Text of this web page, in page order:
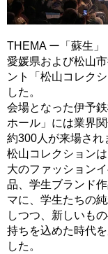
アクセス
メディアギャ
オープンキャ
資料請求
お問い合わせ
プライバシー
THEMA ー「蘇生」
愛媛県および松山
ント「松山コレク
した。
会場となった伊予
ホール」には業界
約300人が来場され
松山コレクション
大のファッション
品、学生ブランド
マに、学生たちの
しつつ、新しいも
持ちを込めた時代
した。